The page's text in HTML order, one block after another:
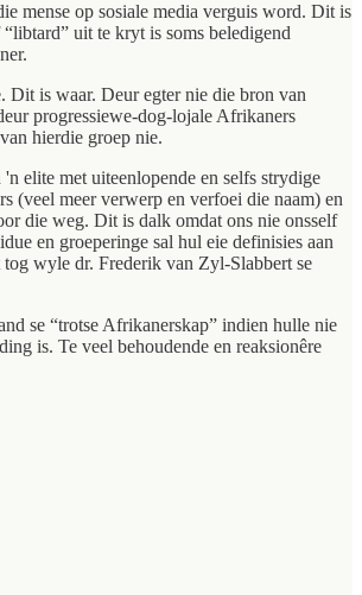
mense op sosiale media verguis word. Dit is
uit te kryt is soms beledigend
Dit is waar. Deur egter nie die bron van
progressiewe-dog-lojale Afrikaners
hierdie groep nie.
elite met uiteenlopende en selfs strydige
(veel meer verwerp en verfoei die naam) en
die weg. Dit is dalk omdat ons nie onsself
en groeperinge sal hul eie definisies aan
wyle dr. Frederik van Zyl-Slabbert se
se “trotse Afrikanerskap” indien hulle nie
is. Te veel behoudende en reaksionêre